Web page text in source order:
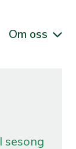
Om oss
I sesong